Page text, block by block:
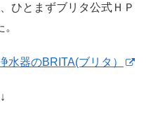
ひとまずブリタ公式ＨＰ
水器のBRITA(ブリタ）